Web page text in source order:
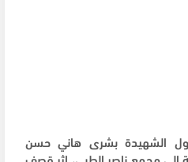
الشهيدة بشرى هاني حسن